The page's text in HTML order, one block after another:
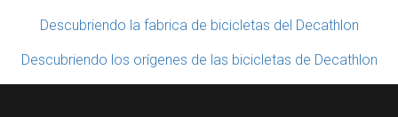
Descubriendo la fabrica de bicicletas del Decathlon
Descubriendo los orígenes de las bicicletas de Decathlon